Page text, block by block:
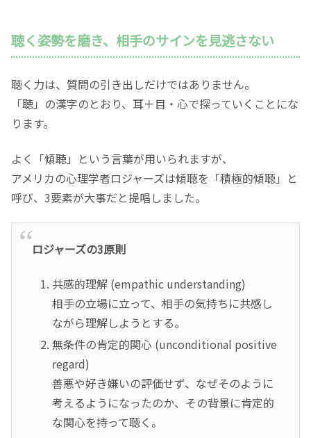
聴く姿勢を磨き、相手のサインを見逃さない
聴く力は、質問の引き出しだけではありません。
「聴」の漢字のとおり、耳＋目・心で探っていくことにな
ります。
よく「傾聴」という言葉が用いられますが、
アメリカの心理学者ロジャーズは傾聴を「積極的傾聴」と
呼び、3要素が大事だと提唱しました。
ロジャーズの3原則
共感的理解 (empathic understanding)
相手の立場に立って、相手の気持ちに共感し
ながら理解しようとする。
無条件の肯定的関心 (unconditional positive
regard)
善悪や好き嫌いの評価せず、なぜそのように
考えるようになったのか、その背景に肯定的
な関心を持って聴く。